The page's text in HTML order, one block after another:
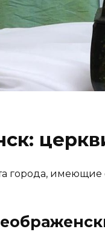
города, имеющие